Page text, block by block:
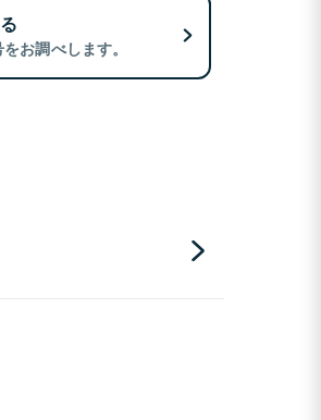
お調べします。